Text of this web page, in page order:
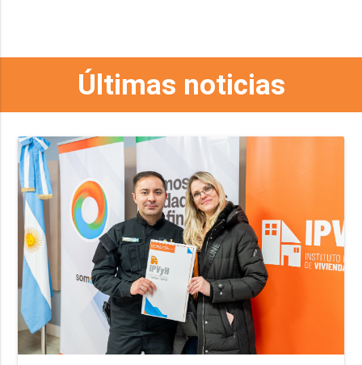
Últimas noticias